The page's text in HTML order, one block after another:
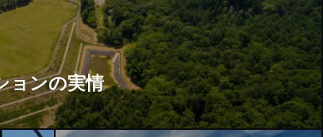
ョンの実情